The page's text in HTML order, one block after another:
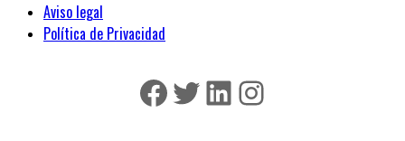
Aviso legal
Política de Privacidad
Facebook
Twitter
LinkedIn
Instagram